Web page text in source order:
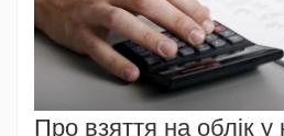
Про взяття на облік